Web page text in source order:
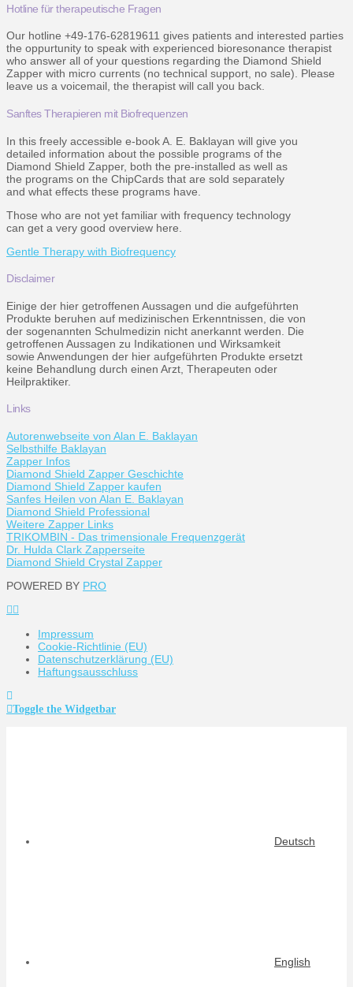
Hotline für therapeutische Fragen
Our hotline +49-176-62819611 gives patients and interested parties
the oppurtunity to speak with experienced bioresonance therapist
who answer all of your questions regarding the Diamond Shield
Zapper with micro currents (no technical support, no sale). Please
leave us a voicemail, the therapist will call you back.
Sanftes Therapieren mit Biofrequenzen
In this freely accessible e-book A. E. Baklayan will give you
detailed information about the possible programs of the
Diamond Shield Zapper, both the pre-installed as well as
the programs on the ChipCards that are sold separately
and what effects these programs have.
Those who are not yet familiar with frequency technology
can get a very good overview here.
Gentle Therapy with Biofrequency
Disclaimer
Einige der hier getroffenen Aussagen und die aufgeführten
Produkte beruhen auf medizinischen Erkenntnissen, die von
der sogenannten Schulmedizin nicht anerkannt werden. Die
getroffenen Aussagen zu Indikationen und Wirksamkeit
sowie Anwendungen der hier aufgeführten Produkte ersetzt
keine Behandlung durch einen Arzt, Therapeuten oder
Heilpraktiker.
Links
Autorenwebseite von Alan E. Baklayan
Selbsthilfe Baklayan
Zapper Infos
Diamond Shield Zapper Geschichte
Diamond Shield Zapper kaufen
Sanfes Heilen von Alan E. Baklayan
Diamond Shield Professional
Weitere Zapper Links
TRIKOMBIN - Das trimensionale Frequenzgerät
Dr. Hulda Clark Zapperseite
Diamond Shield Crystal Zapper
POWERED BY PRO
Impressum
Cookie-Richtlinie (EU)
Datenschutzerklärung (EU)
Haftungsausschluss
Toggle the Widgetbar
Deutsch
English